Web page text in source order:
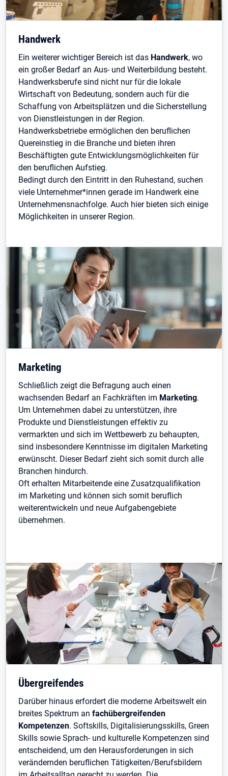
Handwerk
Ein weiterer wichtiger Bereich ist das Handwerk, wo
ein großer Bedarf an Aus- und Weiterbildung besteht.
Handwerksberufe sind nicht nur für die lokale
Wirtschaft von Bedeutung, sondern auch für die
Schaffung von Arbeitsplätzen und die Sicherstellung
von Dienstleistungen in der Region.
Handwerksbetriebe ermöglichen den beruflichen
Quereinstieg in die Branche und bieten ihren
Beschäftigten gute Entwicklungsmöglichkeiten für
den beruflichen Aufstieg.
Bedingt durch den Eintritt in den Ruhestand, suchen
viele Unternehmer*innen gerade im Handwerk eine
Unternehmensnachfolge. Auch hier bieten sich einige
Möglichkeiten in unserer Region.
Marketing
Schließlich zeigt die Befragung auch einen
wachsenden Bedarf an Fachkräften im Marketing.
Um Unternehmen dabei zu unterstützen, ihre
Produkte und Dienstleistungen effektiv zu
vermarkten und sich im Wettbewerb zu behaupten,
sind insbesondere Kenntnisse im digitalen Marketing
erwünscht. Dieser Bedarf zieht sich somit durch alle
Branchen hindurch.
Oft erhalten Mitarbeitende eine Zusatzqualifikation
im Marketing und können sich somit beruflich
weiterentwickeln und neue Aufgabengebiete
übernehmen.
Übergreifendes
Darüber hinaus erfordert die moderne Arbeitswelt ein
breites Spektrum an fachübergreifenden
Kompetenzen. Softskills, Digitalisierungsskills, Green
Skills sowie Sprach- und kulturelle Kompetenzen sind
entscheidend, um den Herausforderungen in sich
verändernden beruflichen Tätigkeiten/Berufsbildern